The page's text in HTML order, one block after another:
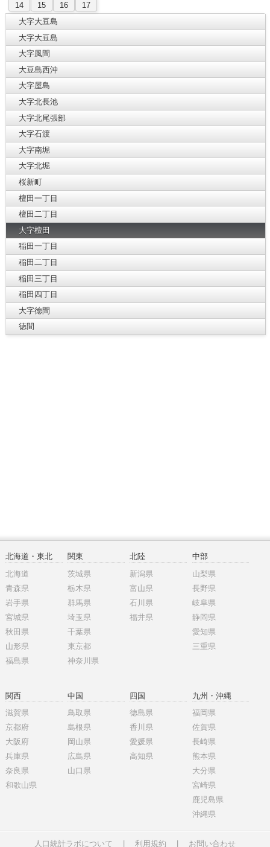
14
15 16
17
大字大豆島
大字大豆島
大字風間
大豆島西沖
大字屋島
大字北長池
大字北尾張部
大字石渡
大字南堀
大字北堀
桜新町
檀田一丁目
檀田二丁目
大字檀田
稲田一丁目
稲田二丁目
稲田三丁目
稲田四丁目
大字徳間
徳間
北海道・東北
北海道
青森県
岩手県
宮城県
秋田県
山形県
福島県
関東
茨城県
栃木県
群馬県
埼玉県
千葉県
東京都
神奈川県
北陸
新潟県
富山県
石川県
福井県
中部
山梨県
長野県
岐阜県
静岡県
愛知県
三重県
関西
滋賀県
京都府
大阪府
兵庫県
奈良県
和歌山県
中国
鳥取県
島根県
岡山県
広島県
山口県
四国
徳島県
香川県
愛媛県
高知県
九州・沖縄
福岡県
佐賀県
長崎県
熊本県
大分県
宮崎県
鹿児島県
沖縄県
人口統計ラボについて 利用規約 お問い合わせ